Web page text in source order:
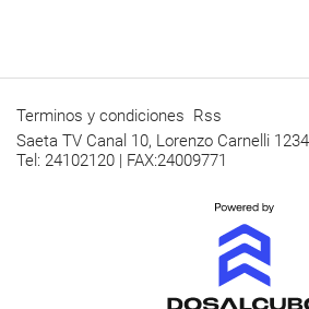
Terminos y condiciones Rss
Saeta TV Canal 10, Lorenzo Carnelli
Tel: 24102120 | FAX:24009771